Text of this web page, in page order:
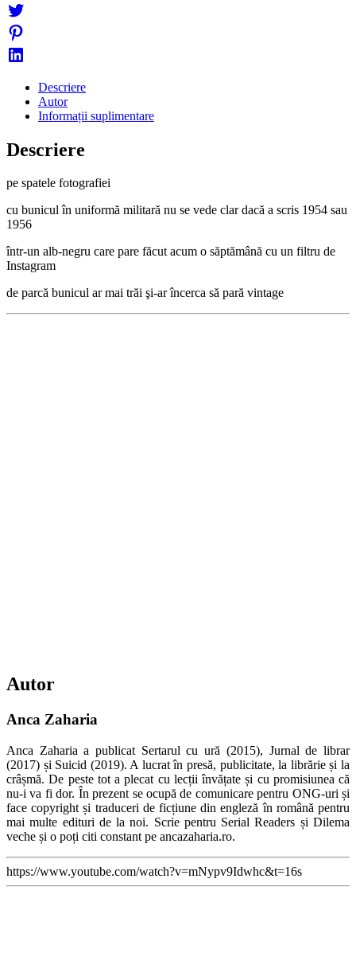
Descriere
Autor
Informații suplimentare
Descriere
pe spatele fotografiei
cu bunicul în uniformă militară nu se vede clar dacă a scris 1954 sau
1956
într-un alb-negru care pare făcut acum o săptămână cu un filtru de
Instagram
de parcă bunicul ar mai trăi şi-ar încerca să pară vintage
Autor
Anca Zaharia
Anca Zaharia a publicat Sertarul cu ură (2015), Jurnal de librar
(2017) și Suicid (2019). A lucrat în presă, publicitate, la librărie și la
crâșmă. De peste tot a plecat cu lecții învățate și cu promisiunea că
nu-i va fi dor. În prezent se ocupă de comunicare pentru ONG-uri și
face copyright și traduceri de ficțiune din engleză în română pentru
mai multe edituri de la noi. Scrie pentru Serial Readers și Dilema
veche și o poți citi constant pe ancazaharia.ro.
https://www.youtube.com/watch?v=mNypv9Idwhc&t=16s